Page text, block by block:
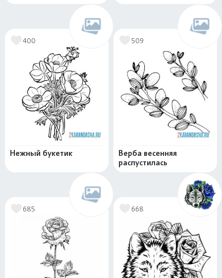
400
Нежный букетик
509
Верба весенняя
распустилась
685 668